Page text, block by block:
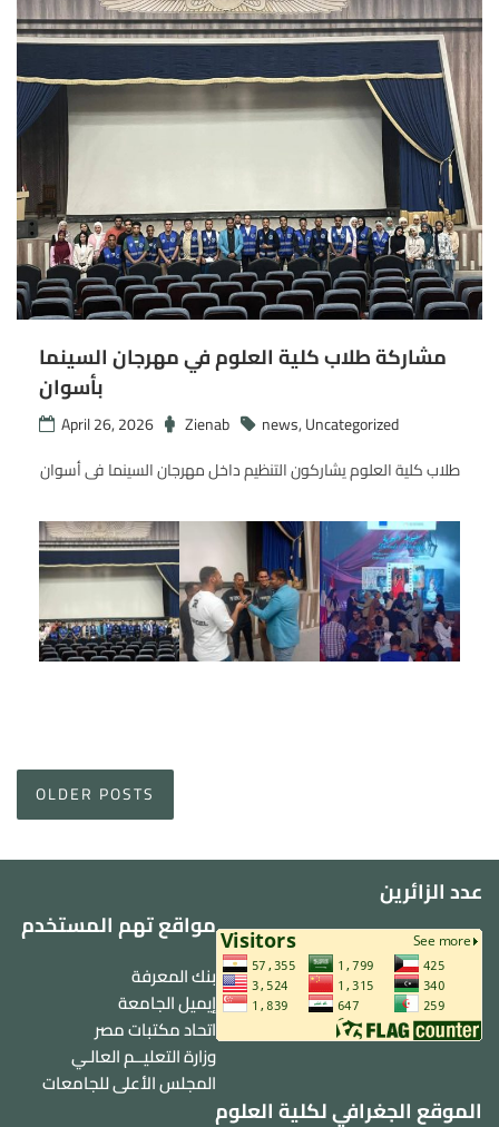
مشاركة طلاب كلية العلوم في مهرجان السينما
بأسوان
April 26, 2026 Zienab news,Uncategorized
طلاب كلية العلوم يشاركون التنظيم داخل مهرجان السينما فى أسوان
Posts
navigation
OLDER POSTS
عدد الزائرين
مواقع تهم المستخدم
بنك المعرفة
إيميل الجامعة
اتحاد مكتبات مصر
وزارة التعليــم العالـي
المجلس الأعلى للجامعات
الموقع الجغرافي لكلية العلوم